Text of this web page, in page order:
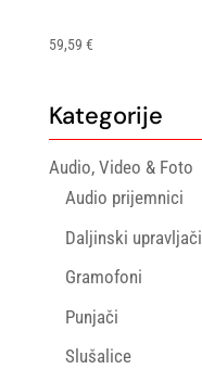
59,59 €
Kategorije
Audio, Video & Foto
Audio prijemnici
Daljinski upravljači
Gramofoni
Punjači
Slušalice